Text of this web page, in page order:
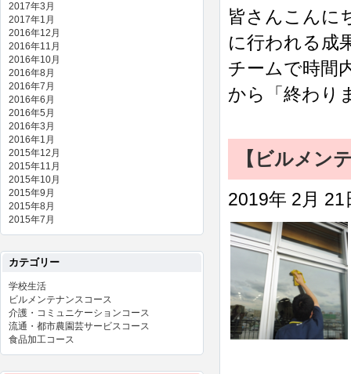
皆さんこんに
に行われる成
チームで時間
から「終わり
【ビルメン
2019年 2月 21
2017年3月
2017年1月
2016年12月
2016年11月
2016年10月
2016年8月
2016年7月
2016年6月
2016年5月
2016年3月
2016年1月
2015年12月
2015年11月
2015年10月
2015年9月
2015年8月
2015年7月
カテゴリー
学校生活
ビルメンテナンスコース
介護・コミュニケーションコース
流通・都市農園芸サービスコース
食品加工コース